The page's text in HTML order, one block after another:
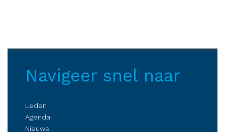
Navigeer snel naar
Leden
Agenda
Nieuws